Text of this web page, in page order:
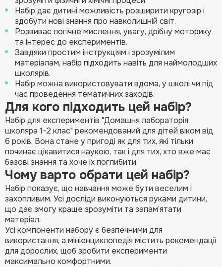
Набір дає дитині можливість розширити кругозір і
здобути нові знання про навколишній світ.
Розвиває логічне мислення, увагу, дрібну моторику
та інтерес до експериментів.
Завдяки простим інструкціям і зрозумілим
матеріалам, набір підходить навіть для наймолодших
школярів.
Набір можна використовувати вдома, у школі чи під
час проведення тематичних заходів.
Для кого підходить цей набір?
Набір для експериментів "Домашня лабораторія
школяра 1-2 клас" рекомендований для дітей віком від
6 років. Вона стане у пригоді як для тих, які тільки
починає цікавитися наукою, так і для тих, хто вже має
базові знання та хоче їх поглибити.
Чому варто обрати цей набір?
Набір показує, що навчання може бути веселим і
захопливим. Усі досліди виконуються руками дитини,
що дає змогу краще зрозуміти та запам’ятати
матеріал.
Усі компоненти набору є безпечними для
використання, а мініенциклопедія містить рекомендації
для дорослих, щоб зробити експерименти
максимально комфортними.